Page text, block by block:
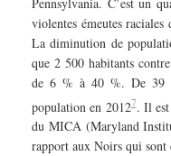
violentes émeutes
La diminution de
que 2 500 habitants
de 6 % à 40 %. De 39
population en 20127. Il est
du MICA (Maryland
rapport aux Noirs qui sont